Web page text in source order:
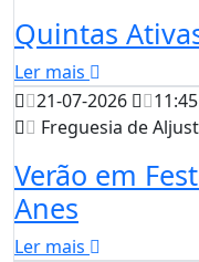
Quintas
Ler mais
21-07-2026
11:45
Freguesia de
Verão em
Anes
Ler mais